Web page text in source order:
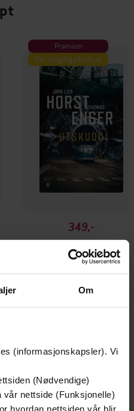
Om
(informasjonskapsler). Vi
(Nødvendige)
vår nettside (Funksjonelle)
hvordan nettsiden vår blir
Premium
Første gang på tilbud
349,-
Utskudd
Jørn Lier Horst
EBOK
og kulturliv